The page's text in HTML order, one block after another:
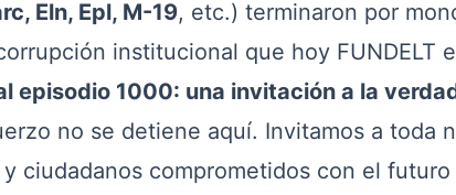
Eln, Epl, M-19, etc.) terminaron por
institucional que hoy FUNDELT
episodio 1000: una invitación a la
no se detiene aquí. Invitamos a toda
ciudadanos comprometidos con el